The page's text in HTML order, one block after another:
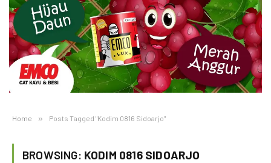
Home » Posts Tagged "Kodim 0816 Sidoarjo"
BROWSING: KODIM 0816 SIDOARJO